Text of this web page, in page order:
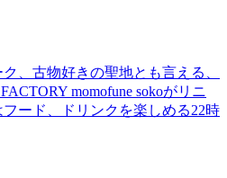
、古物好きの聖地とも言える、
momofune sokoがリニ
ード、ドリンクを楽しめる22時